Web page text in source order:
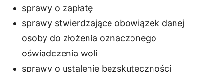
sprawy o zapłatę
sprawy stwierdzające obowiązek danej
osoby do złożenia oznaczonego
oświadczenia woli
sprawy o ustalenie bezskuteczności